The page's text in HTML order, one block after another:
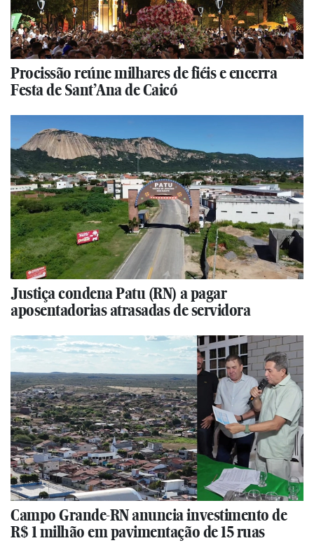
Procissão reúne milhares de fiéis e encerra
Festa de Sant’Ana de Caicó
Justiça condena Patu (RN) a pagar
aposentadorias atrasadas de servidora
Campo Grande-RN anuncia investimento de
R$ 1 milhão em pavimentação de 15 ruas